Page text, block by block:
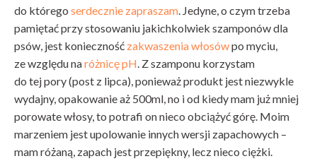
do którego serdecznie zapraszam. Jedyne, o czym trzeba
pamiętać przy stosowaniu jakichkolwiek szamponów dla
psów, jest konieczność zakwaszenia włosówpo myciu,
ze względu naróżnicę pH. Z szamponu korzystam
do tej pory (post z lipca), ponieważ produkt jest niezwykle
wydajny, opakowanie aż 500ml, no i od kiedy mam już mniej
porowate włosy, to potrafi on nieco obciążyć górę. Moim
marzeniem jest upolowanie innych wersji zapachowych –
mam różaną, zapach jest przepiękny, lecz nieco ciężki.